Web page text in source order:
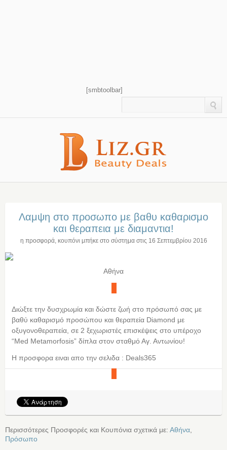
[smbtoolbar]
Λαμψη στο προσωπο με βαθυ καθαρισμο
και θεραπεια με διαμαντια!
η προσφορά, κουπόνι μπήκε στο σύστημα στις 16 Σεπτεμβρίου 2016
Αθήνα
Διώξτε την δυσχρωμία και δώστε ζωή στο πρόσωπό σας με
βαθύ καθαρισμό προσώπου και θεραπεία Diamond με
οξυγονοθεραπεία, σε 2 ξεχωριστές επισκέψεις στο υπέροχο
“Med Metamorfosis” δίπλα στον σταθμό Αγ. Αντωνίου!
Η προσφορα ειναι απο την σελιδα : Deals365
Περισσότερες Προσφορές και Κουπόνια σχετικά με: Αθήνα
Πρόσωπο